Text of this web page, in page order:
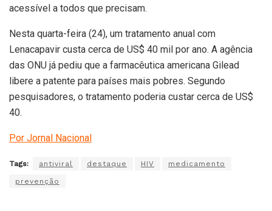
acessível a todos que precisam.
Nesta quarta-feira (24), um tratamento anual com
Lenacapavir custa cerca de US$ 40 mil por ano. A agência
das ONU já pediu que a farmacêutica americana Gilead
libere a patente para países mais pobres. Segundo
pesquisadores, o tratamento poderia custar cerca de US$
40.
Por Jornal Nacional
Tags: antiviral destaque HIV medicamento
prevenção